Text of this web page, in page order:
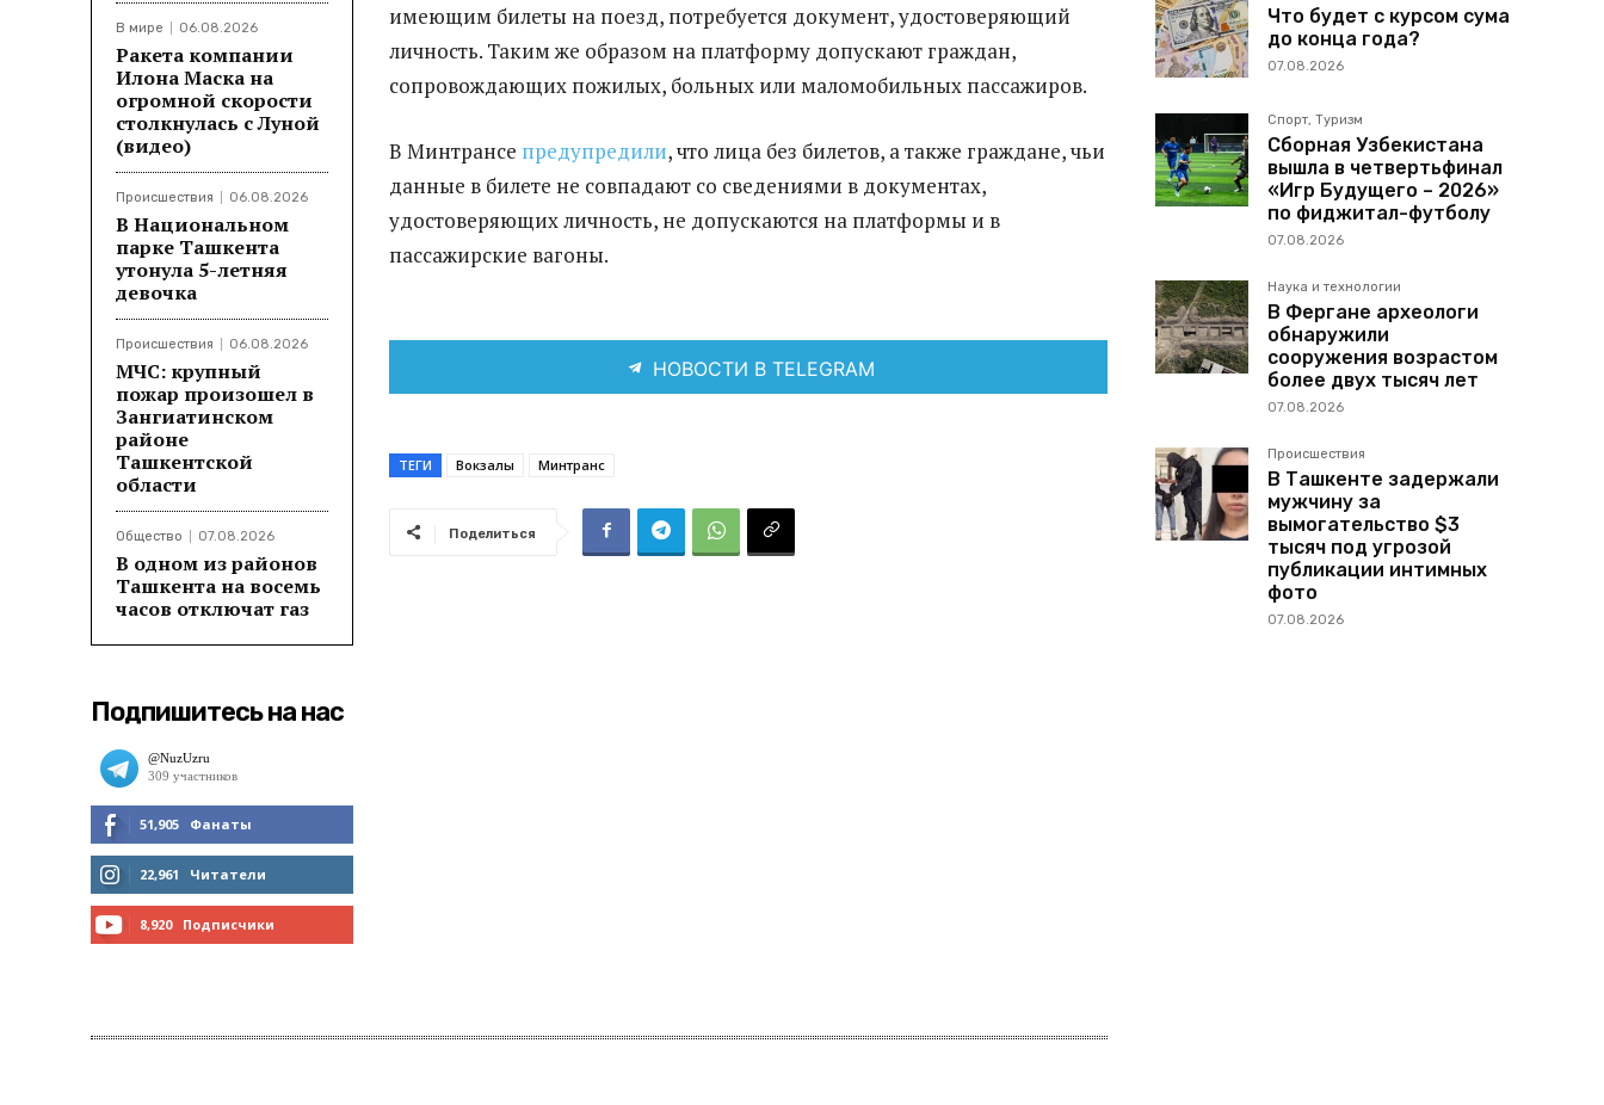
В мире 06.08.2026
Ракета компании
Илона Маска на
огромной скорости
столкнулась с Луной
(видео)
Происшествия 06.08.2026
В Национальном
парке Ташкента
утонула 5-летняя
девочка
Происшествия 06.08.2026
МЧС: крупный
пожар произошел в
Зангиатинском
районе
Ташкентской
области
Общество 07.08.2026
В одном из районов
Ташкента на восемь
часов отключат газ
Подпишитесь на нас
51,905 Фанаты
МНЕ НРАВИТСЯ
22,961 Читатели
8,920 Подписчики
имеющим билеты на поезд, потребуется документ, удостоверяющий
личность. Таким же образом на платформу допускают граждан,
сопровождающих пожилых, больных или маломобильных пассажиров.
В Минтрансе предупредили, что лица без билетов, а также граждане, чьи
данные в билете не совпадают со сведениями в документах,
удостоверяющих личность, не допускаются на платформы и в
пассажирские вагоны.
НОВОСТИ В TELEGRAM
ТЕГИ Вокзалы Минтранс
Поделиться
Что будет с курсом сума
до конца года?
07.08.2026
Спорт, Туризм
Сборная Узбекистана
вышла в четвертьфинал
«Игр Будущего – 2026»
по фиджитал-футболу
07.08.2026
Наука и технологии
В Фергане археологи
обнаружили
сооружения возрастом
более двух тысяч лет
07.08.2026
Происшествия
В Ташкенте задержали
мужчину за
вымогательство $3
тысяч под угрозой
публикации интимных
фото
07.08.2026